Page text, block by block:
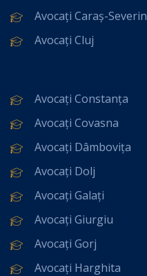
Avocați Caraș-Severin
Avocați Cluj
Avocați Constanța
Avocați Covasna
Avocați Dâmbovița
Avocați Dolj
Avocați Galați
Avocați Giurgiu
Avocați Gorj
Avocați Harghita